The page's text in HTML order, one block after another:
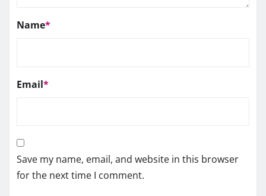
Name*
Email*
Save my name, email, and website in this browser
for the next time I comment.